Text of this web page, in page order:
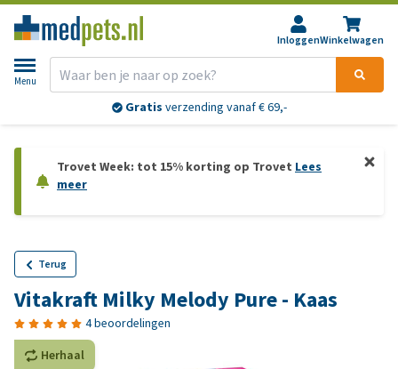
InloggenWinkelwagen
Menu
Gratis verzending vanaf € 69,-
Trovet Week: tot 15% korting op Trovet Lees
meer
Terug
Vitakraft Milky Melody Pure - Kaas
4 beoordelingen
Herhaal